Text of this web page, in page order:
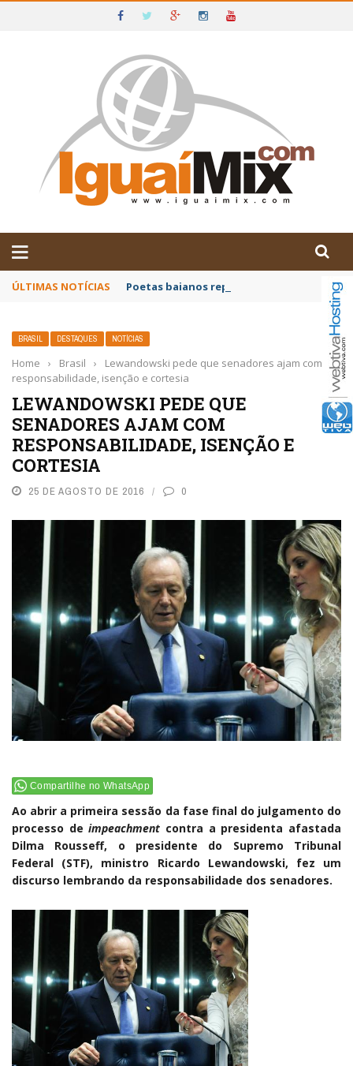
IGUAÍ E SUDOESTE DA BAHIA
ÚLTIMAS NOTÍCIAS Poetas baianos representam o Brasil no
BRASIL DESTAQUES NOTÍCIAS
Home › Brasil ›
Lewandowski pede que senadores ajam com
responsabilidade, isenção e cortesia
LEWANDOWSKI PEDE QUE
SENADORES AJAM COM
RESPONSABILIDADE, ISENÇÃO E
CORTESIA
25 DE AGOSTO DE 2016 0
Compartilhe no WhatsApp
Ao abrir a primeira sessão da fase final do julgamento do
processo deimpeachment contra a presidenta afastada
Dilma Rousseff, o presidente do Supremo Tribunal
Federal (STF), ministro Ricardo Lewandowski, fez um
discurso lembrando da responsabilidade dos senadores.